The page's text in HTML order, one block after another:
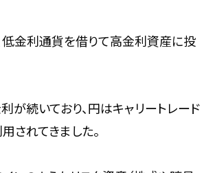
低金利通貨を借りて高金利資産に投
が続いており、円はキャリートレード
されてきました。